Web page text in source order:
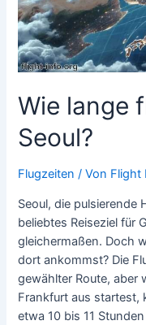
Wie lange
Seoul?
Flugzeiten / Von Flight
Seoul, die pulsierende
beliebtes Reiseziel für
gleichermaßen. Doch
dort ankommst? Die
gewählter Route, aber
Frankfurt aus startest,
etwa 10 bis 11